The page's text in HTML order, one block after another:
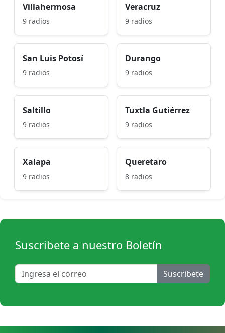
Villahermosa
9 radios
Veracruz
9 radios
San Luis Potosí
9 radios
Durango
9 radios
Saltillo
9 radios
Tuxtla Gutiérrez
9 radios
Xalapa
9 radios
Queretaro
8 radios
Suscribete a nuestro Boletín
Suscribete